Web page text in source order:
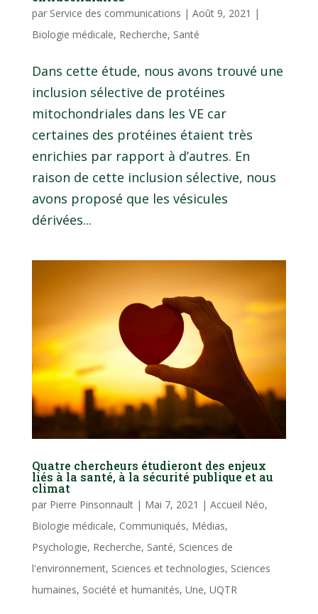
par Service des communications | Août 9, 2021 |
Biologie médicale, Recherche, Santé
Dans cette étude, nous avons trouvé une
inclusion sélective de protéines
mitochondriales dans les VE car
certaines des protéines étaient très
enrichies par rapport à d’autres. En
raison de cette inclusion sélective, nous
avons proposé que les vésicules
dérivées...
Quatre chercheurs étudieront des enjeux
liés à la santé, à la sécurité publique et au
climat
par Pierre Pinsonnault| Mai 7, 2021 | Accueil Néo,
Biologie médicale, Communiqués, Médias,
Psychologie, Recherche, Santé, Sciences de
l'environnement, Sciences et technologies, Sciences
humaines, Société et humanités, Une, UQTR